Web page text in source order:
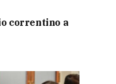
correntino a